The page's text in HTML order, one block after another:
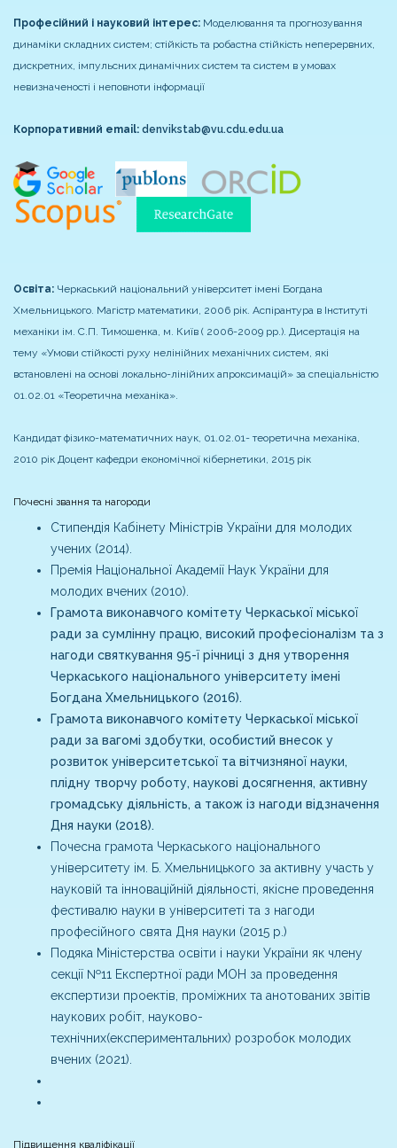
Професійний і науковий інтерес: Моделювання та прогнозування
динаміки складних систем; стійкість та робастна стійкість неперервних,
дискретних, імпульсних динамічних систем та систем в умовах
невизначеності і неповноти інформації
Корпоративний email: denvikstab@vu.cdu.edu.ua
Освіта: Черкаський національний університет імені Богдана
Хмельницького. Магістр математики, 2006 рік. Аспірантура в Інституті
механіки ім. С.П. Тимошенка, м. Київ ( 2006-2009 рр.). Дисертація на
тему «Умови стійкості руху нелінійних механічних систем, які
встановлені на основі локально-лінійних апроксимацій» за спеціальністю
01.02.01 «Теоретична механіка».
Кандидат фізико-математичних наук, 01.02.01- теоретична механіка,
2010 рік Доцент кафедри економічної кібернетики, 2015 рік
Почесні звання та нагороди
Cтипендія Кабінету Міністрів України для молодих
учених (2014).
Премія Національної Академії Наук України для
молодих вчених (2010).
Грамота виконавчого комітету Черкаської міської
ради за сумлінну працю, високий професіоналізм та з
нагоди святкування 95-ї річниці з дня утворення
Черкаського національного університету імені
Богдана Хмельницького (2016).
Грамота виконавчого комітету Черкаської міської
ради за вагомі здобутки, особистий внесок у
розвиток університетської та вітчизняної науки,
плідну творчу роботу, наукові досягнення, активну
громадську діяльність, а також із нагоди відзначення
Дня науки (2018).
Почесна грамота Черкаського національного
університету ім. Б. Хмельницького за активну участь у
науковій та інноваційній діяльності, якісне проведення
фестивалю науки в університеті та з нагоди
професійного свята Дня науки (2015 р.)
Подяка Міністерства освіти і науки України як члену
секції №11 Експертної ради МОН за проведення
експертизи проектів, проміжних та анотованих звітів
наукових робіт, науково-
технічних(експериментальних) розробок молодих
вчених (2021).
Підвищення кваліфікації